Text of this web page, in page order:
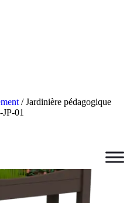
/ Jardinière pédagogique
01